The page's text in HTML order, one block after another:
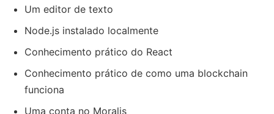
Um editor de texto
Node.js instalado localmente
Conhecimento prático do React
Conhecimento prático de como uma blockchain
funciona
Uma conta no Moralis